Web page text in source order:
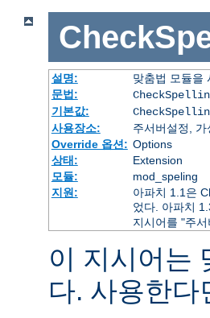
설명:
맞춤법 모듈을
문법:
기본값:
사용장소:
주서버설정,
Override 옵션: Options
상태:
Extension
모듈:
mod_speling
지원:
아파치 1.1은
었다. 아파치
지시어를 "주
이 지시어는
다. 사용한